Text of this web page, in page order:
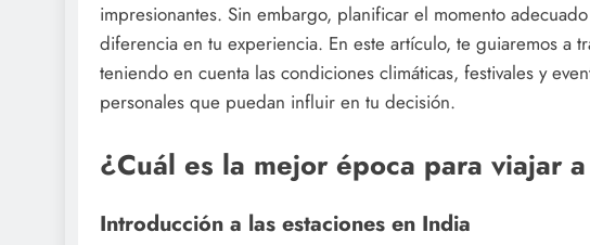
impresionantes. Sin embargo, planificar el momento
diferencia en tu experiencia. En este artículo, te guiaremos a
teniendo en cuenta las condiciones climáticas, festivales y
personales que puedan influir en tu decisión.
¿Cuál es la mejor época para viajar
Introducción a las estaciones en India